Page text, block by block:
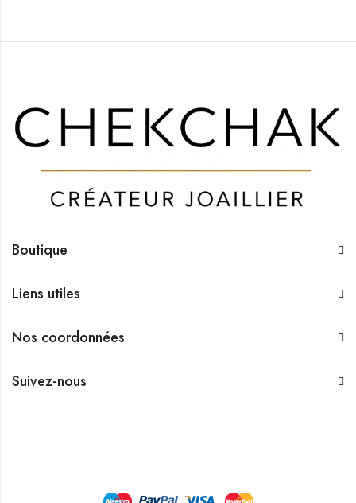
Boutique
Liens utiles
Nos coordonnées
Suivez-nous